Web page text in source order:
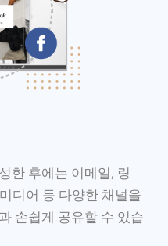
한 후에는 이메일, 링
디어 등 다양한 채널을
손쉽게 공유할 수 있습